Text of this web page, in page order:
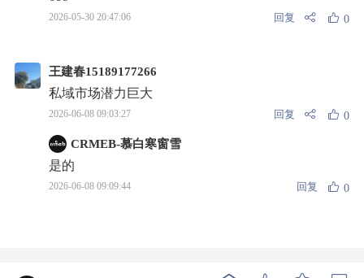
2026-05-30 20:47:06 回复 0
王建春15189177266
私域市场潜力巨大
2026-06-08 09:03:27 回复 0
CRMEB-慕白寒窗雪
是的
2026-06-08 09:09:44 回复 0